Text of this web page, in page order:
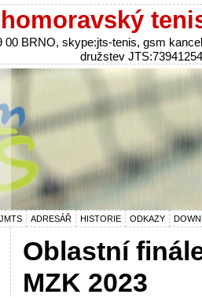
00 BRNO, skype:jts-tenis, gsm
družstev
ADRESÁŘ HISTORIE ODKAZY
Oblastní
MZK 2023